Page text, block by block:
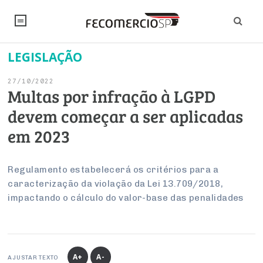
NOTÍCIAS
Editorial
Artigos
Institucional
PROJETOS ESPECIAIS:
UM BRASIL
Economia
Pesquisas
Brasil
Internacional
Inteligência Artificial
Trabalho
Empresas
Negócios
Varejo
ESG
Últimas Notícias
SINDICATOS
PESQUISAS
INSTITUCIONAL
Sobre
Negociações Coletivas
Conselho de Turismo
Conselho de Emprego e Relações do Trabalho
EMPRESAS
LEGISLAÇÃO
27/10/2022
Multas por infração à LGPD
devem começar a ser aplicadas
em 2023
Regulamento estabelecerá os critérios para a
caracterização da violação da Lei 13.709/2018,
impactando o cálculo do valor-base das penalidades
AJUSTAR TEXTO A+ A-